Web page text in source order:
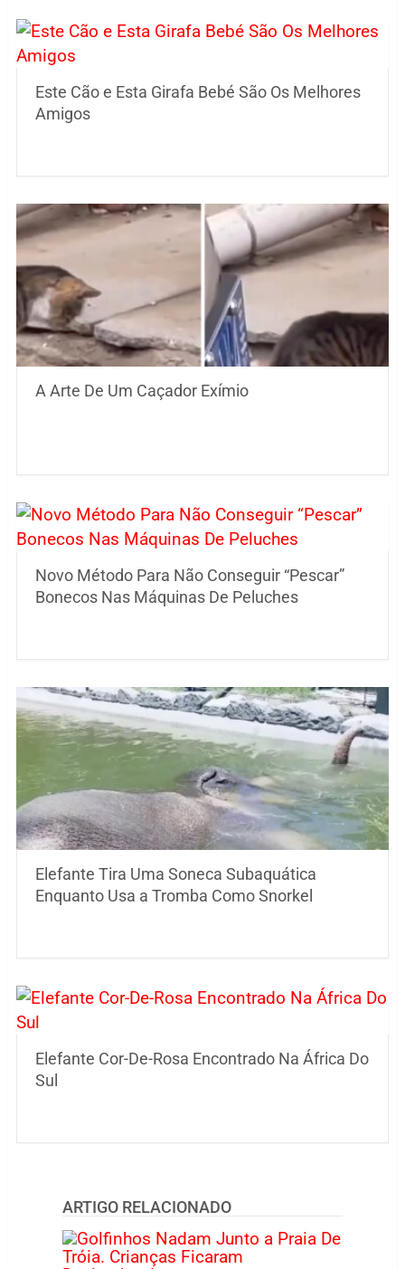
Este Cão e Esta Girafa Bebé São Os Melhores
Amigos
A Arte De Um Caçador Exímio
Novo Método Para Não Conseguir “Pescar”
Bonecos Nas Máquinas De Peluches
Elefante Tira Uma Soneca Subaquática
Enquanto Usa a Tromba Como Snorkel
Elefante Cor-De-Rosa Encontrado Na África Do
Sul
ARTIGO RELACIONADO